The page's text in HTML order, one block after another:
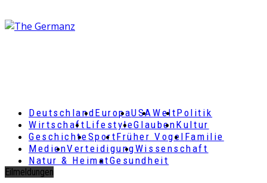
DeutschlandEuropaUSAWeltPolitik
Wirtschaft LifestyleGlaubenKultur
GeschichteSportFrüher Vogel Familie
MedienVerteidigungWissenschaft
Natur & HeimatGesundheit
Eilmeldungen